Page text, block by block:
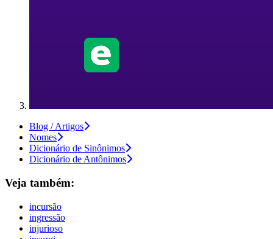
Blog / Artigos
Nomes
Dicionário de Sinônimos
Dicionário de Antônimos
Veja também:
incursão
ingressão
injurioso